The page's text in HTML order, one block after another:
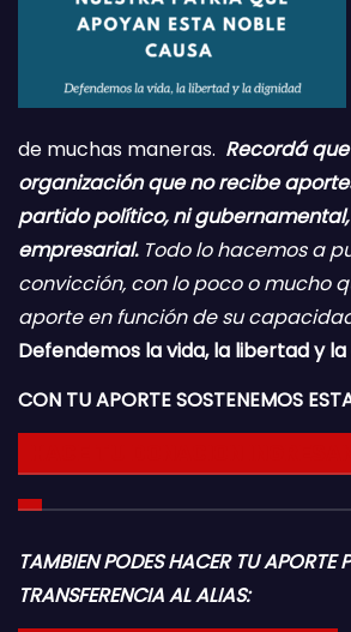
de muchas maneras. Recordá
organización que no recibe
partido político, ni
empresarial.Todo lo hacemos a
convicción, con lo poco o mucho
aporte en función de su
Defendemos la vida, la libertad y la
CON TU APORTE SOSTENEMOS
TAMBIEN PODES HACER TU APORTE
TRANSFERENCIA AL ALIAS: